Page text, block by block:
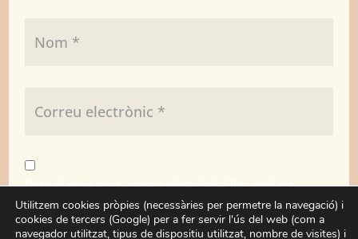
Desa el meu nom, correu electrònic i lloc web en
aquest navegador per a la pròxima vegada que
comenti.
Utilitzem cookies pròpies (necessàries per permetre la navegació) i
cookies de tercers (Google) per a fer servir l'ús del web (com a
navegador utilitzat, tipus de dispositiu utilitzat, nombre de visites) i